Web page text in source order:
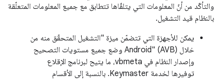
والتأكّد من أنّ المعلومات التي يتلقّاها تتطابق مع جميع المعلومات المتعلّقة
بالنظام قيد التشغيل.
يمكن للأجهزة التي تتضمّن ميزة "التشغيل المتحقّق منه من
خلال Android" (AVB) وضع جميع مستويات التصحيح
وإصدار النظام في vbmeta، ما يتيح لبرنامج الإقلاع
توفيرها لخدمة Keymaster. بالنسبة إلى الأقسام